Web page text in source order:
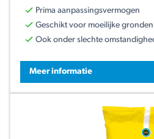
Prima aanpassingsvermogen
Geschikt voor moeilijke gronden
Ook onder slechte
Meer informatie